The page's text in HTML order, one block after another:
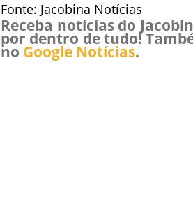
Fonte: Jacobina Notícias
Receba notícias do
por dentro de tudo!
no Google Notícias.